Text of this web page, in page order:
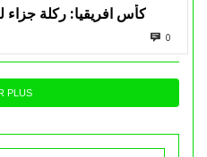
كأس افريقيا: ركلة جزاء
0
PLUS